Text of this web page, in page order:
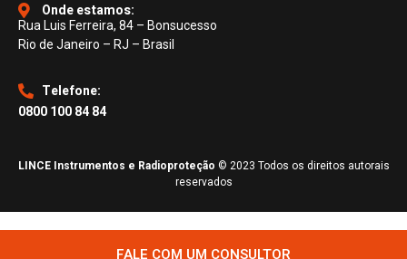
Onde estamos:
Rua Luis Ferreira, 84 – Bonsucesso
Rio de Janeiro – RJ – Brasil
Telefone:
0800 100 84 84
LINCE Instrumentos e Radioproteção © 2023 Todos os direitos autorais
reservados
FALE COM UM CONSULTOR